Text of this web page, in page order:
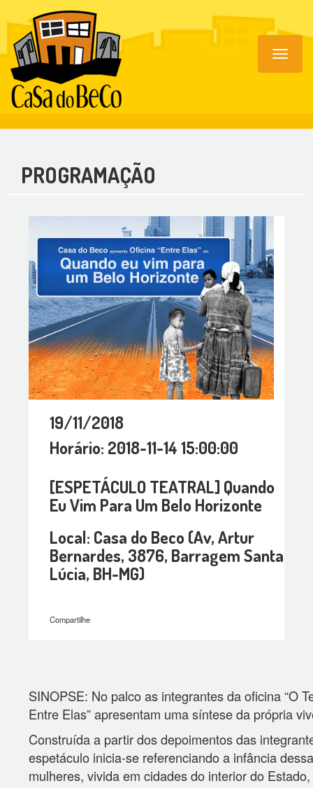
Toggle
PROGRAMAÇÃO
19/11/2018
Horário: 2018-11-14 15:00:00
[ESPETÁCULO TEATRAL] Quando
Eu Vim Para Um Belo Horizonte
Local: Casa do Beco (Av, Artur
Bernardes, 3876, Barragem Santa
Lúcia, BH-MG)
Compartilhe
SINOPSE: No palco as integrantes da oficina “O
Entre Elas” apresentam uma síntese da própria
Construída a partir dos depoimentos das
espetáculo inicia-se referenciando a infância
mulheres, vivida em cidades do interior do